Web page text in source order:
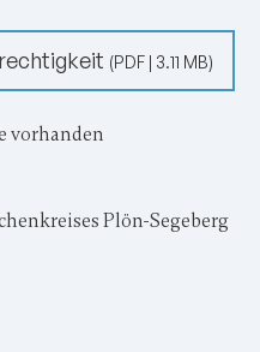
(PDF | 3.11 MB)
vorhanden
Plön-Segeberg